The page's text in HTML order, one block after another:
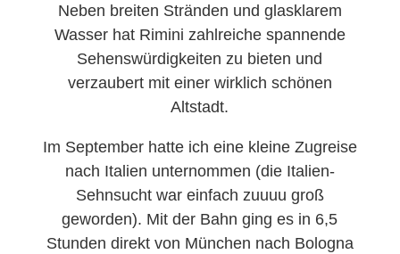
Neben breiten Stränden und glasklarem
Wasser hat Rimini zahlreiche spannende
Sehenswürdigkeiten zu bieten und
verzaubert mit einer wirklich schönen
Altstadt.
Im September hatte ich eine kleine Zugreise
nach Italien unternommen (die Italien-
Sehnsucht war einfach zuuuu groß
geworden). Mit der Bahn ging es in 6,5
Stunden direkt von München nach Bologna